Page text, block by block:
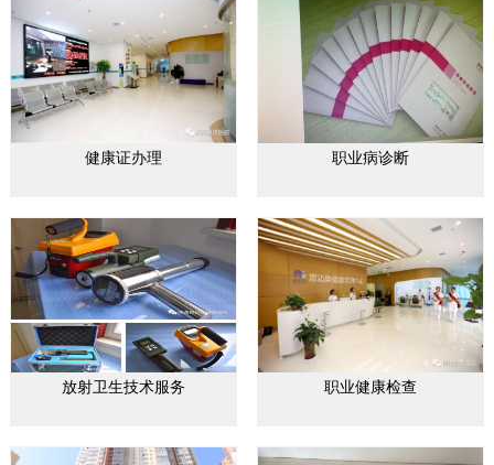
健康证办理 职业病诊断
放射卫生技术服务 职业健康检查